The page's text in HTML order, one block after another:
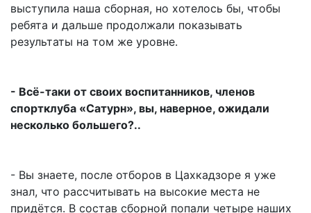
выступила наша сборная, но хотелось бы, чтобы
ребята и дальше продолжали показывать
результаты на том же уровне.
- Всё-таки от своих воспитанников, членов
спортклуба «Сатурн», вы, наверное, ожидали
несколько большего?..
- Вы знаете, после отборов в Цахкадзоре я уже
знал, что рассчитывать на высокие места не
придётся. В состав сборной попали четыре наших